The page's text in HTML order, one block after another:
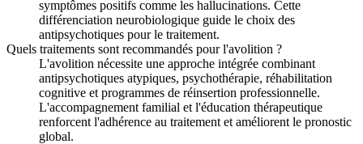
symptômes positifs comme les hallucinations. Cette
différenciation neurobiologique guide le choix des
antipsychotiques pour le traitement.
Quels traitements sont recommandés pour l'avolition ?
L'avolition nécessite une approche intégrée combinant
antipsychotiques atypiques, psychothérapie, réhabilitation
cognitive et programmes de réinsertion professionnelle.
L'accompagnement familial et l'éducation thérapeutique
renforcent l'adhérence au traitement et améliorent le pronostic
global.